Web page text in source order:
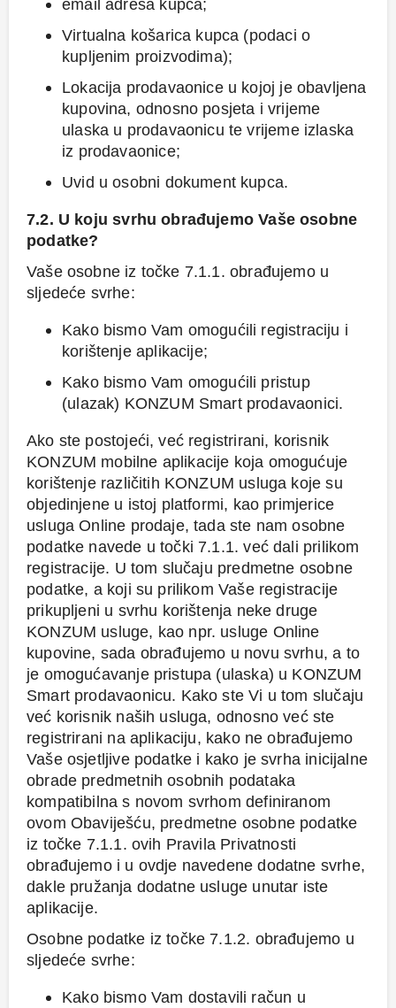
email adresa kupca;
Virtualna košarica kupca (podaci o
kupljenim proizvodima);
Lokacija prodavaonice u kojoj je obavljena
kupovina, odnosno posjeta i vrijeme
ulaska u prodavaonicu te vrijeme izlaska
iz prodavaonice;
Uvid u osobni dokument kupca.
7.2. U koju svrhu obrađujemo Vaše osobne
podatke?
Vaše osobne iz točke 7.1.1. obrađujemo u
sljedeće svrhe:
Kako bismo Vam omogućili registraciju i
korištenje aplikacije;
Kako bismo Vam omogućili pristup
(ulazak) KONZUM Smart prodavaonici.
Ako ste postojeći, već registrirani, korisnik
KONZUM mobilne aplikacije koja omogućuje
korištenje različitih KONZUM usluga koje su
objedinjene u istoj platformi, kao primjerice
usluga Online prodaje, tada ste nam osobne
podatke navede u točki 7.1.1. već dali prilikom
registracije. U tom slučaju predmetne osobne
podatke, a koji su prilikom Vaše registracije
prikupljeni u svrhu korištenja neke druge
KONZUM usluge, kao npr. usluge Online
kupovine, sada obrađujemo u novu svrhu, a to
je omogućavanje pristupa (ulaska) u KONZUM
Smart prodavaonicu. Kako ste Vi u tom slučaju
već korisnik naših usluga, odnosno već ste
registrirani na aplikaciju, kako ne obrađujemo
Vaše osjetljive podatke i kako je svrha inicijalne
obrade predmetnih osobnih podataka
kompatibilna s novom svrhom definiranom
ovom Obaviješću, predmetne osobne podatke
iz točke 7.1.1. ovih Pravila Privatnosti
obrađujemo i u ovdje navedene dodatne svrhe,
dakle pružanja dodatne usluge unutar iste
aplikacije.
Osobne podatke iz točke 7.1.2. obrađujemo u
sljedeće svrhe:
Kako bismo Vam dostavili račun u